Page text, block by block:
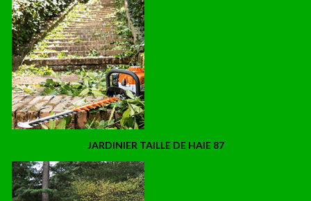
JARDINIER TAILLE DE HAIE 87